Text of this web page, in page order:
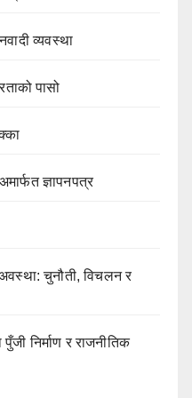
व्यवस्था
पासो
ज्ञापनपत्र
चुनौती, विचलन र
निर्माण र राजनीतिक